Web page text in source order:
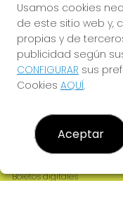
Imagen anterior
LOTERÍA MARTÍN
Resultados
Contacto
Empresas
Boletos digitales
Usamos cookies
de este sitio web y,
propias y de
publicidad según
CONFIGURAR sus
Cookies AQUÍ.
Aceptar